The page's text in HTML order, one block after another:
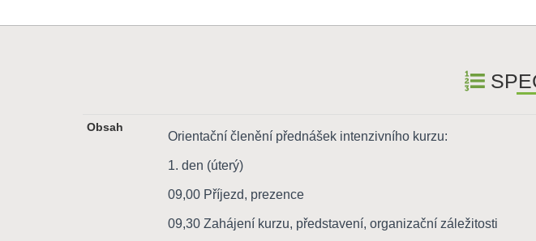
Obsah
Orientační členění přednášek intenzivního kurzu:
1. den (úterý)
09,00 Příjezd, prezence
09,30 Zahájení kurzu, představení, organizační záležitosti